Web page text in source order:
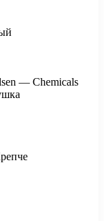
— Chemicals